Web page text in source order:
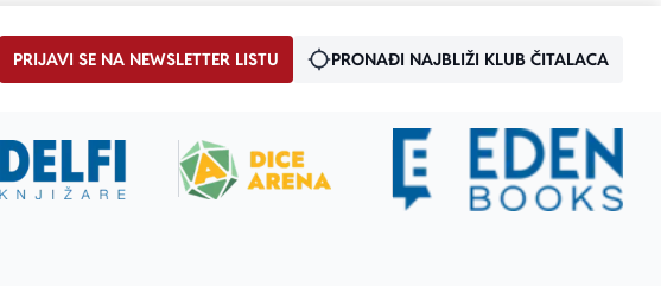
PRIJAVI SE NA NEWSLETTER LISTU PRONAĐI NAJBLIŽI KLUB ČITALACA